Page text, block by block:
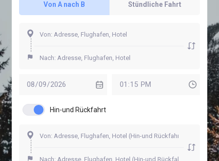
Von A nach B Stündliche Fahrt
Hin-und Rückfahrt